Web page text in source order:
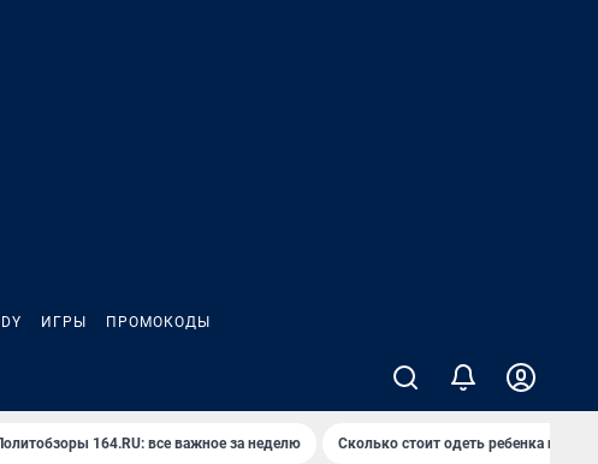
ИГРЫ ПРОМОКОДЫ
164.RU: все важное за неделю Сколько стоит одеть ребенка на